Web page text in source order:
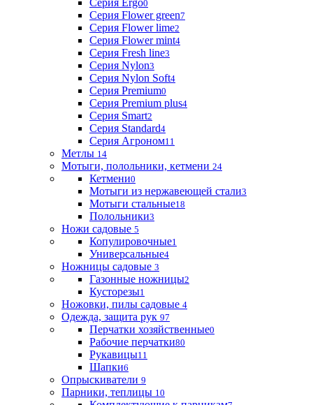
Серия Ergo0
Серия Flower green7
Серия Flower lime2
Серия Flower mint4
Серия Fresh line3
Серия Nylon3
Серия Nylon Soft4
Серия Premium0
Серия Premium plus4
Серия Smart2
Серия Standard4
Серия Агроном11
Метлы 14
Мотыги, полольники, кетмени 24
Кетмени0
Мотыги из нержавеющей стали3
Мотыги стальные18
Полольники3
Ножи садовые 5
Копулировочные1
Универсальные4
Ножницы садовые 3
Газонные ножницы2
Кусторезы1
Ножовки, пилы садовые 4
Одежда, защита рук 97
Перчатки хозяйственные0
Рабочие перчатки80
Рукавицы11
Шапки6
Опрыскиватели 9
Парники, теплицы 10